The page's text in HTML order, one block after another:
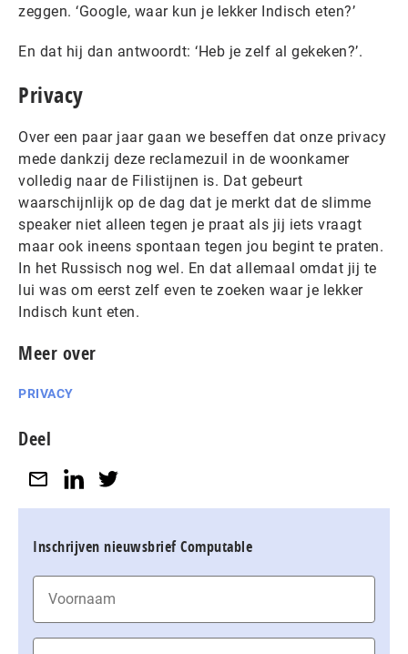
zeggen. ‘Google, waar kun je lekker Indisch eten?’
En dat hij dan antwoordt: ‘Heb je zelf al gekeken?’.
Privacy
Over een paar jaar gaan we beseffen dat onze privacy
mede dankzij deze reclamezuil in de woonkamer
volledig naar de Filistijnen is. Dat gebeurt
waarschijnlijk op de dag dat je merkt dat de slimme
speaker niet alleen tegen je praat als jij iets vraagt
maar ook ineens spontaan tegen jou begint te praten.
In het Russisch nog wel. En dat allemaal omdat jij te
lui was om eerst zelf even te zoeken waar je lekker
Indisch kunt eten.
Meer over
PRIVACY
Deel
Inschrijven nieuwsbrief Computable